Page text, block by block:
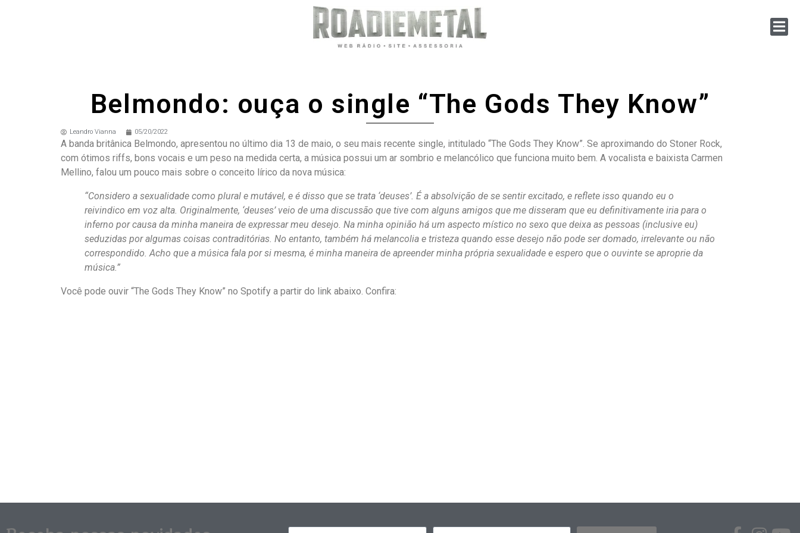
Belmondo: ouça o single “The Gods They Know”
Leandro Vianna 05/20/2022
A banda britânica Belmondo, apresentou no último dia 13 de maio, o seu mais recente single, intitulado “The Gods They Know”. Se aproximando do Stoner Rock,
com ótimos riffs, bons vocais e um peso na medida certa, a música possui um ar sombrio e melancólico que funciona muito bem. A vocalista e baixista Carmen
Mellino, falou um pouco mais sobre o conceito lírico da nova música:
“Considero a sexualidade como plural e mutável, e é disso que se trata ‘deuses’. É a absolvição de se sentir excitado, e reflete isso quando eu o
reivindico em voz alta. Originalmente, ‘deuses’ veio de uma discussão que tive com alguns amigos que me disseram que eu definitivamente iria para o
inferno por causa da minha maneira de expressar meu desejo. Na minha opinião há um aspecto místico no sexo que deixa as pessoas (inclusive eu)
seduzidas por algumas coisas contraditórias. No entanto, também há melancolia e tristeza quando esse desejo não pode ser domado, irrelevante ou não
correspondido. Acho que a música fala por si mesma, é minha maneira de apreender minha própria sexualidade e espero que o ouvinte se aproprie da
música.”
Você pode ouvir “The Gods They Know” no Spotify a partir do link abaixo. Confira: